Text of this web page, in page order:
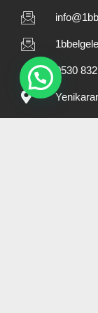
0530